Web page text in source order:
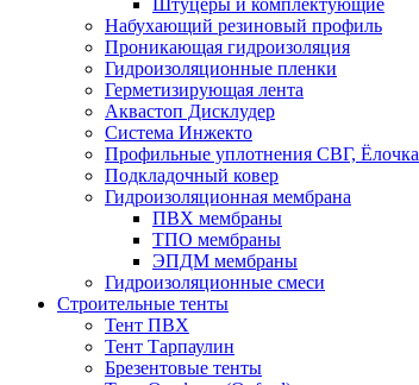
Штуцеры и комплектующие
Набухающий резиновый профиль
Проникающая гидроизоляция
Гидроизоляционные пленки
Герметизирующая лента
Аквастоп Дисклудер
Система Инжекто
Профильные уплотнения СВГ, Ёлочка
Подкладочный ковер
Гидроизоляционная мембрана
ПВХ мембраны
ТПО мембраны
ЭПДМ мембраны
Гидроизоляционные смеси
Строительные тенты
Тент ПВХ
Тент Тарпаулин
Брезентовые тенты